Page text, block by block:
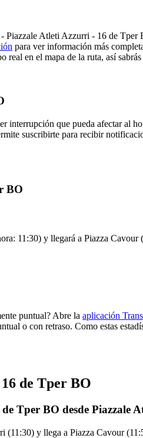
Atleti Azzurri - 16 de Tper
para ver información más
en el mapa de la ruta, así
interrupción que pueda afectar al
suscribirte para recibir
BO
11:30) y llegará a Piazza
puntual? Abre la aplicación
o con retraso. Como estas
de Tper BO
Tper BO desde Piazzale
(11:30) y llega a Piazza Cavour